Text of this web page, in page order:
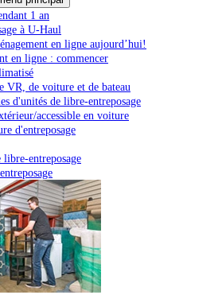
1 an
à U-Haul
en ligne aujourd’hui!
en ligne : commencer
VR, de voiture et de bateau
d'unités de libre-entreposage
accessible en voiture
d'entreposage
libre-entreposage